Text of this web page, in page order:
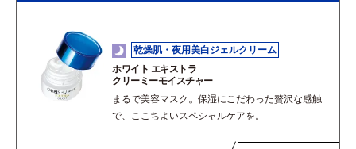
乾燥肌・夜用美白ジェルクリーム
ホワイト エキストラ
クリーミーモイスチャー
まるで美容マスク。保湿にこだわった贅沢な感触
で、ここちよいスペシャルケアを。